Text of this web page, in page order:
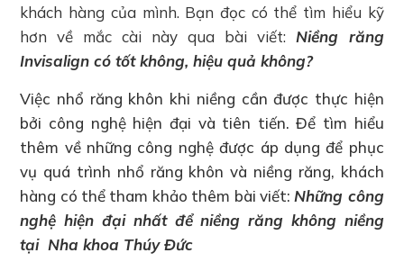
khách hàng của mình. Bạn đọc có thể tìm hiểu kỹ
hơn về mắc cài này qua bài viết: Niềng răng
Invisalign có tốt không, hiệu quả không?
Việc nhổ răng khôn khi niềng cần được thực hiện
bởi công nghệ hiện đại và tiên tiến. Để tìm hiểu
thêm về những công nghệ được áp dụng để phục
vụ quá trình nhổ răng khôn và niềng răng, khách
hàng có thể tham khảo thêm bài viết:Những công
nghệ hiện đại nhất để niềng răng không niềng
tại Nha khoa Thúy Đức